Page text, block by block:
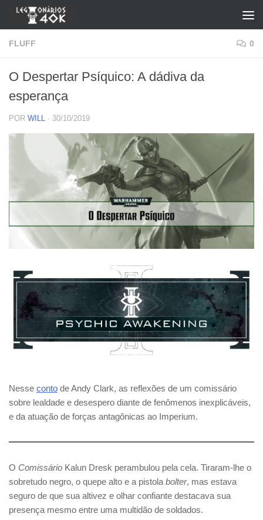
Skip to content
FLUFF 0
O Despertar Psíquico: A dádiva da
esperança
POR WILL · 30/10/2019
Nesse conto de Andy Clark, as reflexões de um comissário
sobre lealdade e desespero diante de fenômenos inexplicáveis,
e da atuação de forças antagônicas ao Imperium.
O Comissário Kalun Dresk perambulou pela cela. Tiraram-lhe o
sobretudo negro, o quepe alto e a pistola bolter, mas estava
seguro de que sua altivez e olhar confiante destacava sua
presença mesmo entre uma multidão de soldados.